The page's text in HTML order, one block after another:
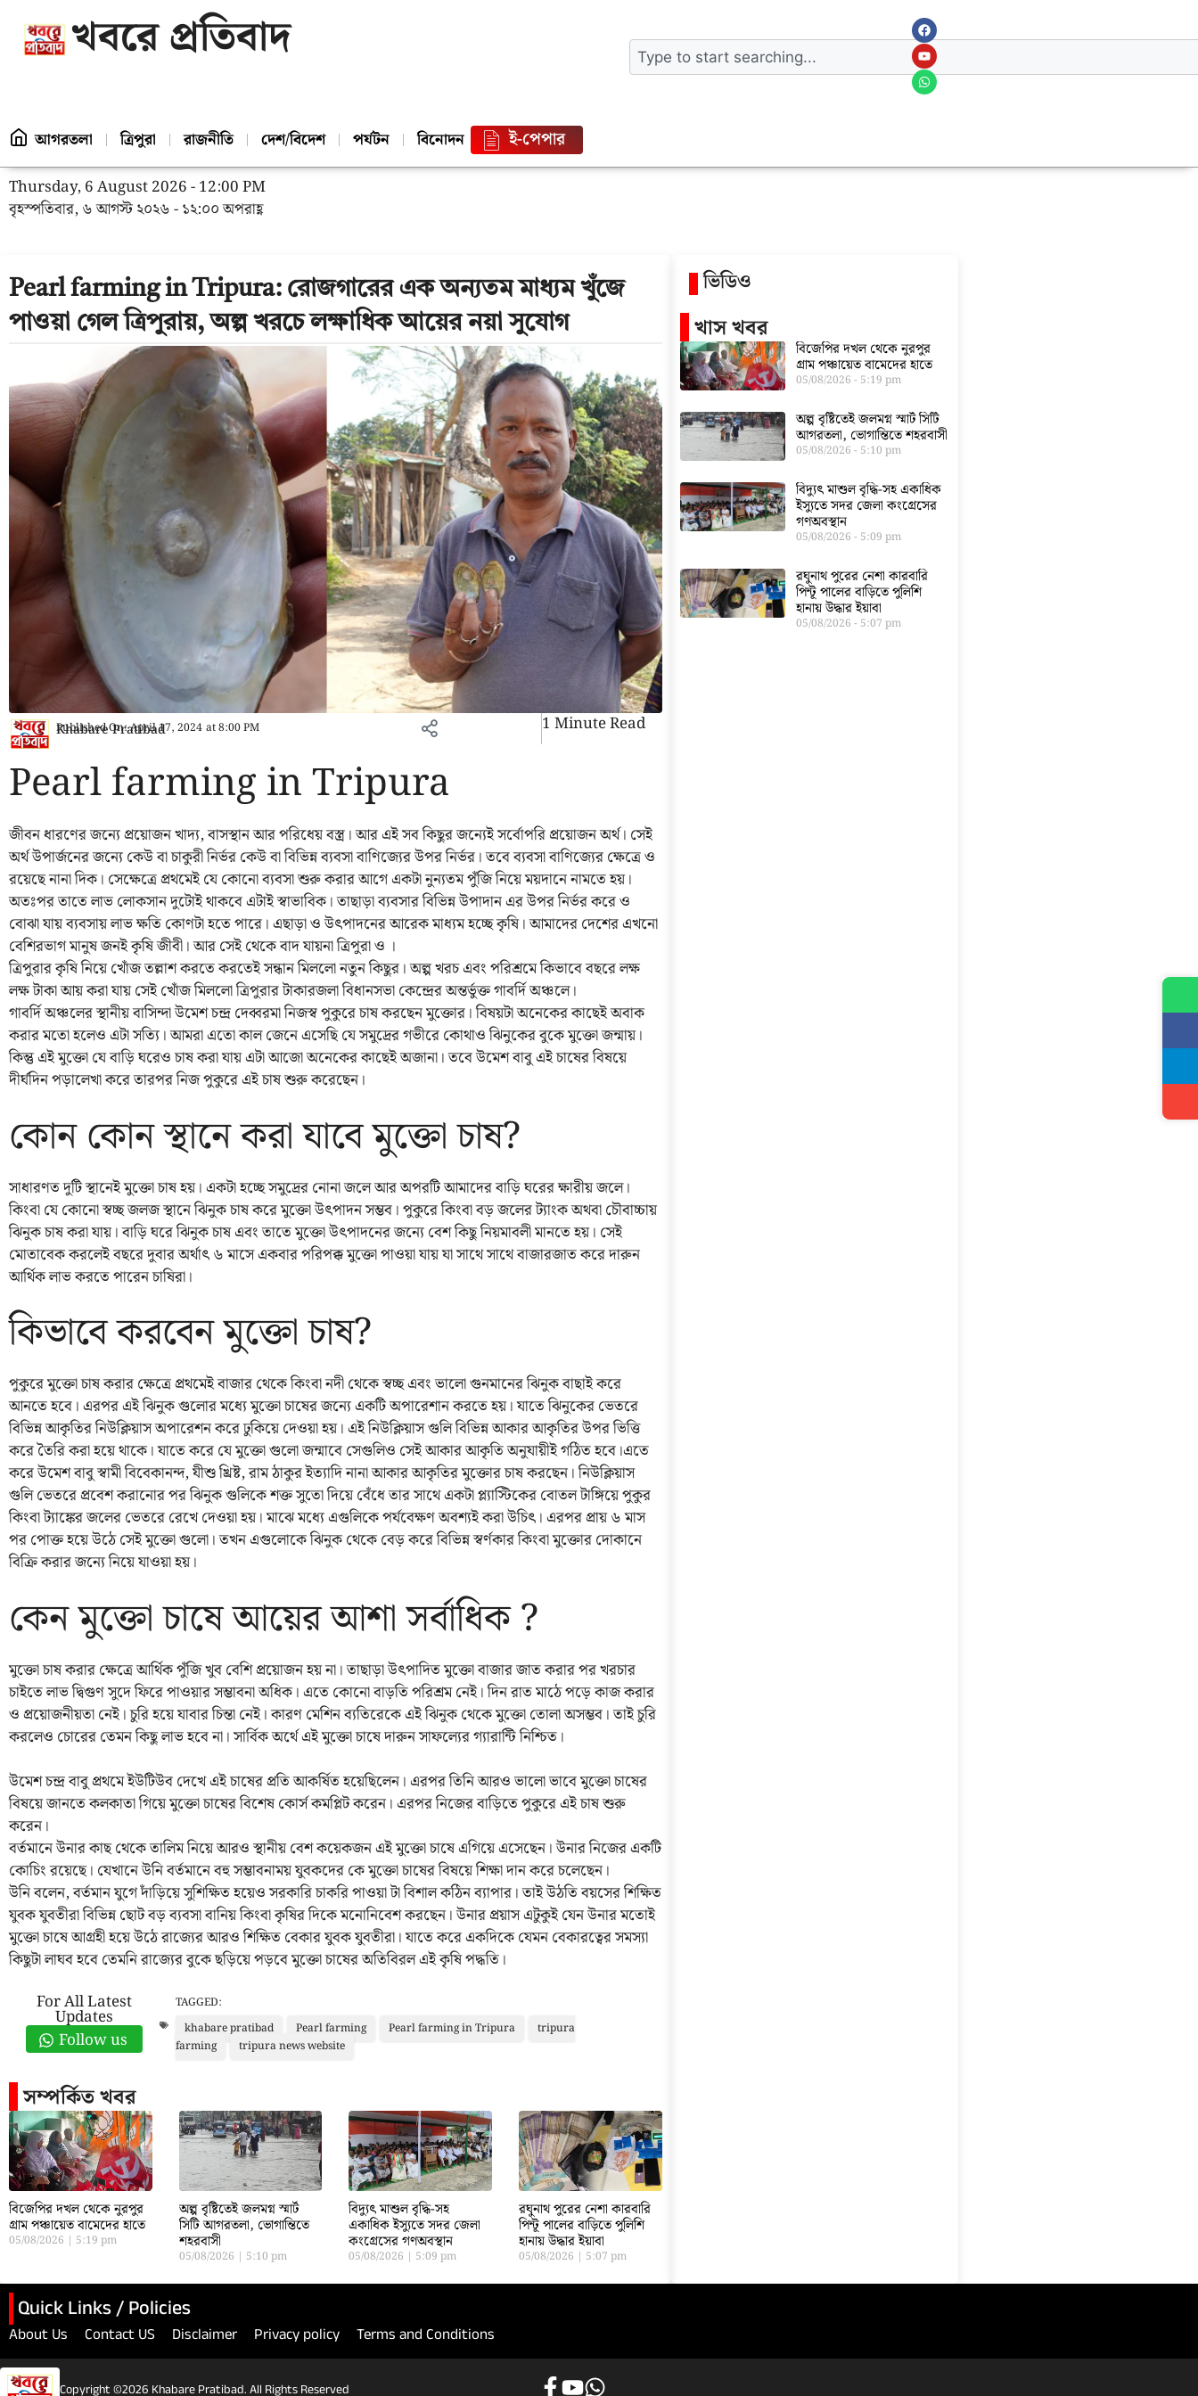
খবরে প্রতিবাদ
আগরতলা ত্রিপুরা রাজনীতি দেশ/বিদেশ পর্যটন বিনোদন ই-পেপার
Thursday, 6 August 2026 - 12:00 PM
বৃহস্পতিবার, ৬ আগস্ট ২০২৬ - ১২:০০ অপরাহ্ণ
Pearl farming in Tripura: রোজগারের এক অন্যতম মাধ্যম খুঁজে
পাওয়া গেল ত্রিপুরায়, অল্প খরচে লক্ষাধিক আয়ের নয়া সুযোগ
Khabare Pratibad
Published On:April 17, 2024 at8:00 PM 1 Minute Read
Pearl farming in Tripura
জীবন ধারণের জন্যে প্রয়োজন খাদ্য, বাসস্থান আর পরিধেয় বস্ত্র। আর এই সব কিছুর জন্যেই সর্বোপরি প্রয়োজন অর্থ। সেই
অর্থ উপার্জনের জন্যে কেউ বা চাকুরী নির্ভর কেউ বা বিভিন্ন ব্যবসা বাণিজ্যের উপর নির্ভর। তবে ব্যবসা বাণিজ্যের ক্ষেত্রে ও
রয়েছে নানা দিক। সেক্ষেত্রে প্রথমেই যে কোনো ব্যবসা শুরু করার আগে একটা নুন্যতম পুঁজি নিয়ে ময়দানে নামতে হয়।
অতঃপর তাতে লাভ লোকসান দুটোই থাকবে এটাই স্বাভাবিক। তাছাড়া ব্যবসার বিভিন্ন উপাদান এর উপর নির্ভর করে ও
বোঝা যায় ব্যবসায় লাভ ক্ষতি কোণটা হতে পারে। এছাড়া ও উৎপাদনের আরেক মাধ্যম হচ্ছে কৃষি। আমাদের দেশের এখনো
বেশিরভাগ মানুষ জনই কৃষি জীবী। আর সেই থেকে বাদ যায়না ত্রিপুরা ও ।
ত্রিপুরার কৃষি নিয়ে খোঁজ তল্লাশ করতে করতেই সন্ধান মিললো নতুন কিছুর। অল্প খরচ এবং পরিশ্রমে কিভাবে বছরে লক্ষ
লক্ষ টাকা আয় করা যায় সেই খোঁজ মিললো ত্রিপুরার টাকারজলা বিধানসভা কেন্দ্রের অন্তর্ভুক্ত গাবর্দি অঞ্চলে।
গাবর্দি অঞ্চলের স্থানীয় বাসিন্দা উমেশ চন্দ্র দেব্বরমা নিজস্ব পুকুরে চাষ করছেন মুক্তোর। বিষয়টা অনেকের কাছেই অবাক
করার মতো হলেও এটা সত্যি। আমরা এতো কাল জেনে এসেছি যে সমুদ্রের গভীরে কোথাও ঝিনুকের বুকে মুক্তো জন্মায়।
কিন্তু এই মুক্তো যে বাড়ি ঘরেও চাষ করা যায় এটা আজো অনেকের কাছেই অজানা। তবে উমেশ বাবু এই চাষের বিষয়ে
দীর্ঘদিন পড়ালেখা করে তারপর নিজ পুকুরে এই চাষ শুরু করেছেন।
কোন কোন স্থানে করা যাবে মুক্তো চাষ?
সাধারণত দুটি স্থানেই মুক্তো চাষ হয়। একটা হচ্ছে সমুদ্রের নোনা জলে আর অপরটি আমাদের বাড়ি ঘরের ক্ষারীয় জলে।
কিংবা যে কোনো স্বচ্ছ জলজ স্থানে ঝিনুক চাষ করে মুক্তো উৎপাদন সম্ভব। পুকুরে কিংবা বড় জলের ট্যাংক অথবা চৌবাচ্চায়
ঝিনুক চাষ করা যায়। বাড়ি ঘরে ঝিনুক চাষ এবং তাতে মুক্তো উৎপাদনের জন্যে বেশ কিছু নিয়মাবলী মানতে হয়। সেই
মোতাবেক করলেই বছরে দুবার অর্থাৎ ৬ মাসে একবার পরিপক্ক মুক্তো পাওয়া যায় যা সাথে সাথে বাজারজাত করে দারুন
আর্থিক লাভ করতে পারেন চাষিরা।
কিভাবে করবেন মুক্তো চাষ?
পুকুরে মুক্তো চাষ করার ক্ষেত্রে প্রথমেই বাজার থেকে কিংবা নদী থেকে স্বচ্ছ এবং ভালো গুনমানের ঝিনুক বাছাই করে
আনতে হবে। এরপর এই ঝিনুক গুলোর মধ্যে মুক্তো চাষের জন্যে একটি অপারেশান করতে হয়। যাতে ঝিনুকের ভেতরে
বিভিন্ন আকৃতির নিউক্লিয়াস অপারেশন করে ঢুকিয়ে দেওয়া হয়। এই নিউক্লিয়াস গুলি বিভিন্ন আকার আকৃতির উপর ভিত্তি
করে তৈরি করা হয়ে থাকে। যাতে করে যে মুক্তো গুলো জন্মাবে সেগুলিও সেই আকার আকৃতি অনুযায়ীই গঠিত হবে।এতে
করে উমেশ বাবু স্বামী বিবেকানন্দ, যীশু খ্রিষ্ট, রাম ঠাকুর ইত্যাদি নানা আকার আকৃতির মুক্তোর চাষ করছেন। নিউক্লিয়াস
গুলি ভেতরে প্রবেশ করানোর পর ঝিনুক গুলিকে শক্ত সুতো দিয়ে বেঁধে তার সাথে একটা প্ল্যাস্টিকের বোতল টাঙ্গিয়ে পুকুর
কিংবা ট্যাঙ্কের জলের ভেতরে রেখে দেওয়া হয়। মাঝে মধ্যে এগুলিকে পর্যবেক্ষণ অবশ্যই করা উচিৎ। এরপর প্রায় ৬ মাস
পর পোক্ত হয়ে উঠে সেই মুক্তো গুলো। তখন এগুলোকে ঝিনুক থেকে বেড় করে বিভিন্ন স্বর্ণকার কিংবা মুক্তোর দোকানে
বিক্রি করার জন্যে নিয়ে যাওয়া হয়।
কেন মুক্তো চাষে আয়ের আশা সর্বাধিক ?
মুক্তো চাষ করার ক্ষেত্রে আর্থিক পুঁজি খুব বেশি প্রয়োজন হয় না। তাছাড়া উৎপাদিত মুক্তো বাজার জাত করার পর খরচার
চাইতে লাভ দ্বিগুণ সুদে ফিরে পাওয়ার সম্ভাবনা অধিক। এতে কোনো বাড়তি পরিশ্রম নেই। দিন রাত মাঠে পড়ে কাজ করার
ও প্রয়োজনীয়তা নেই। চুরি হয়ে যাবার চিন্তা নেই। কারণ মেশিন ব্যতিরেকে এই ঝিনুক থেকে মুক্তো তোলা অসম্ভব। তাই চুরি
করলেও চোরের তেমন কিছু লাভ হবে না। সার্বিক অর্থে এই মুক্তো চাষে দারুন সাফল্যের গ্যারান্টি নিশ্চিত।
উমেশ চন্দ্র বাবু প্রথমে ইউটিউব দেখে এই চাষের প্রতি আকর্ষিত হয়েছিলেন। এরপর তিনি আরও ভালো ভাবে মুক্তো চাষের
বিষয়ে জানতে কলকাতা গিয়ে মুক্তো চাষের বিশেষ কোর্স কমপ্লিট করেন। এরপর নিজের বাড়িতে পুকুরে এই চাষ শুরু
করেন।
বর্তমানে উনার কাছ থেকে তালিম নিয়ে আরও স্থানীয় বেশ কয়েকজন এই মুক্তো চাষে এগিয়ে এসেছেন। উনার নিজের একটি
কোচিং রয়েছে। যেখানে উনি বর্তমানে বহু সম্ভাবনাময় যুবকদের কে মুক্তো চাষের বিষয়ে শিক্ষা দান করে চলেছেন।
উনি বলেন, বর্তমান যুগে দাঁড়িয়ে সুশিক্ষিত হয়েও সরকারি চাকরি পাওয়া টা বিশাল কঠিন ব্যাপার। তাই উঠতি বয়সের শিক্ষিত
যুবক যুবতীরা বিভিন্ন ছোট বড় ব্যবসা বানিয় কিংবা কৃষির দিকে মনোনিবেশ করছেন। উনার প্রয়াস এটুকুই যেন উনার মতোই
মুক্তো চাষে আগ্রহী হয়ে উঠে রাজ্যের আরও শিক্ষিত বেকার যুবক যুবতীরা। যাতে করে একদিকে যেমন বেকারত্বের সমস্যা
কিছুটা লাঘব হবে তেমনি রাজ্যের বুকে ছড়িয়ে পড়বে মুক্তো চাষের অতিবিরল এই কৃষি পদ্ধতি।
For All Latest
Updates
Follow us
TAGGED:
khabare pratibad
Pearl farming Pearl farming in Tripura
tripura
farming
tripura news website
সম্পর্কিত খবর
বিজেপির দখল থেকে নুরপুর
গ্রাম পঞ্চায়েত বামেদের হাতে
05/08/2026 5:19 pm
অল্প বৃষ্টিতেই জলমগ্ন স্মার্ট
সিটি আগরতলা, ভোগান্তিতে
শহরবাসী
05/08/2026 5:10 pm
বিদ্যুৎ মাশুল বৃদ্ধি-সহ
একাধিক ইস্যুতে সদর জেলা
কংগ্রেসের গণঅবস্থান
05/08/2026 5:09 pm
রঘুনাথ পুরের নেশা কারবারি
পিন্টূ পালের বাড়িতে পুলিশি
হানায় উদ্ধার ইয়াবা
05/08/2026 5:07 pm
ভিডিও
খাস খবর
বিজেপির দখল থেকে নুরপুর
গ্রাম পঞ্চায়েত বামেদের হাতে
05/08/2026 5:19 pm
অল্প বৃষ্টিতেই জলমগ্ন স্মার্ট সিটি
আগরতলা, ভোগান্তিতে শহরবাসী
05/08/2026 5:10 pm
বিদ্যুৎ মাশুল বৃদ্ধি-সহ একাধিক
ইস্যুতে সদর জেলা কংগ্রেসের
গণঅবস্থান
05/08/2026 5:09 pm
রঘুনাথ পুরের নেশা কারবারি
পিন্টূ পালের বাড়িতে পুলিশি
হানায় উদ্ধার ইয়াবা
05/08/2026 5:07 pm
Quick Links / Policies
About Us Contact US Disclaimer Privacy policy Terms and Conditions
Copyright ©2026 Khabare Pratibad. All Rights Reserved